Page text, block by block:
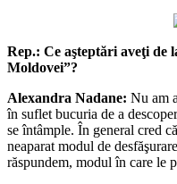
Rep.: Ce aşteptări aveţi de
Moldovei”?
Alexandra Nadane: Nu am
în suflet bucuria de a
se întâmple. În general cred
neaparat modul de
răspundem, modul în care le